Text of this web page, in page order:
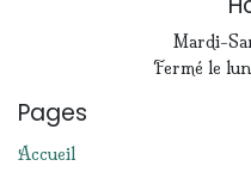
Mardi-
Fermé le
Pages
Accueil